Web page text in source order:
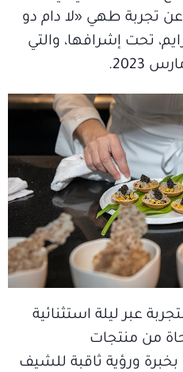
عن تجربة طهي «لا دام دو
تحت إشرافها، والتي
عبر ليلة استثنائية
من منتجات
ورؤية ثاقبة للشيف